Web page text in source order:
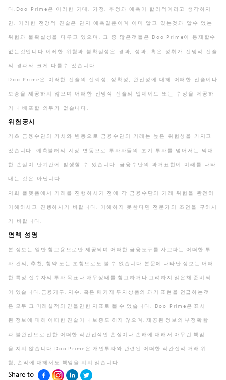
다.Doo Prime은 이러한 기대, 가정, 추정과 예측이 합리적이라고 생각하지
만, 이러한 전망적 진술은 단지 예측일뿐이며 이미 알고 있는것과 알수 없는
위험과 불확실성을 다루고 있으며, 그 중 많은것들은 Doo Prime이 통제할수
없는것입니다.이러한 위험과 불확실성은 결과, 성과, 혹은 성취가 전망적 진술
의 결과와 크게 다를수 있습니다.
Doo Prime은 이러한 진술의 신뢰성, 정확성, 완전성에 대해 어떠한 진술이나
보증을 제공하지 않으며 어떠한 전망적 진술의 업데이트 또는 수정을 제공하
거나 배포할 의무가 없습니다.
위험공시
기초 금융수단의 가치와 변동으로 금융수단의 거래는 높은 위험성을 가지고
있습니다. 예측불허의 시장 변동으로 투자자들의 초기 투자를 넘어서는 막대
한 손실이 단기간에 발생할 수 있습니다. 금융수단의 과거표현이 미래를 나타
내는 것은 아닙니다.
저희 플랫폼에서 거래를 진행하시기 전에 각 금융수단의 거래 위험을 완전히
이해하시고 진행하시기 바랍니다. 이해하지 못한다면 전문가의 조언을 구하시
기 바랍니다.
면책 성명
본 정보는 일반 참고용으로만 제공되며 어떠한 금융도구를 사고파는 어떠한 투
자 건의, 추천, 청약 또는 초청으로도 볼 수 없습니다.본문에 나타난 정보는 어떠
한 특정 접수자의 투자 목표나 재무상태를 참고하거나 고려하지 않은채 준비되
어 있습니다.금융기구, 지수, 혹은 패키지 투자상품의 과거 표현을 언급하는것
은 모두 그 미래실적의 믿을만한 지표로 볼 수 없습니다. Doo Prime은 표시
된 정보에 대해 어떠한 진술이나 보증도 하지 않으며, 제공된 정보의 부정확함
과 불완전으로 인한 어떠한 직간접적인 손실이나 손해에 대해서 아무런 책임
을 지지 않습니다.Doo Prime은 개인투자와 관련된 어떠한 직간접적 거래 위
험, 손익에 대해서도 책임을 지지 않습니다.
Share to